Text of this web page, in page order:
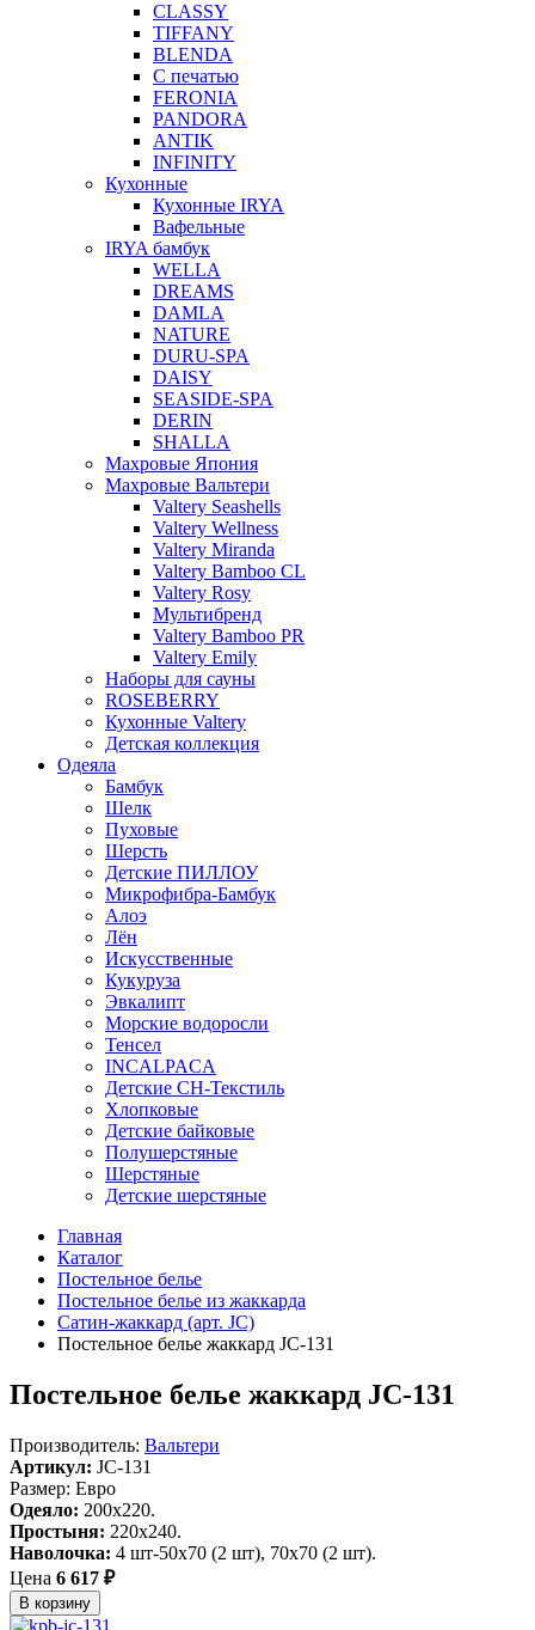
CLASSY
TIFFANY
BLENDA
С печатью
FERONIA
PANDORA
ANTIK
INFINITY
Кухонные
Кухонные IRYA
Вафельные
IRYA бамбук
WELLA
DREAMS
DAMLA
NATURE
DURU-SPA
DAISY
SEASIDE-SPA
DERIN
SHALLA
Махровые Япония
Махровые Вальтери
Valtery Seashells
Valtery Wellness
Valtery Miranda
Valtery Bamboo CL
Valtery Rosy
Мультибренд
Valtery Bamboo PR
Valtery Emily
Наборы для сауны
ROSEBERRY
Кухонные Valtery
Детская коллекция
Одеяла
Бамбук
Шелк
Пуховые
Шерсть
Детские ПИЛЛОУ
Микрофибра-Бамбук
Алоэ
Лён
Искусственные
Кукуруза
Эвкалипт
Морские водоросли
Тенсел
INCALPACA
Детские СН-Текстиль
Хлопковые
Детские байковые
Полушерстяные
Шерстяные
Детские шерстяные
Главная
Каталог
Постельное белье
Постельное белье из жаккарда
Сатин-жаккард (арт. JC)
Постельное белье жаккард JC-131
Постельное белье жаккард JC-131
Производитель: Вальтери
Артикул: JC-131
Размер: Евро
Одеяло: 200x220.
Простыня: 220x240.
Наволочка: 4 шт-50х70 (2 шт), 70х70 (2 шт).
Цена 6 617 ₽
В корзину